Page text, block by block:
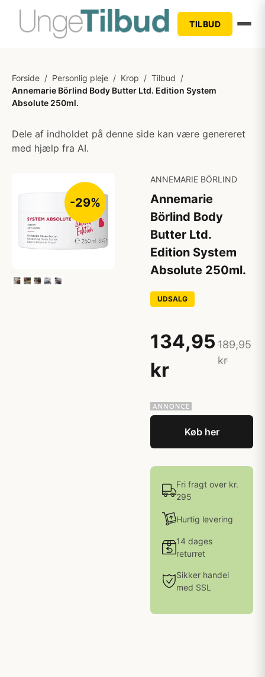
TILBUD
Forside / Personlig pleje / Krop / Tilbud /
Annemarie Börlind Body Butter Ltd. Edition System
Absolute 250ml.
Dele af indholdet på denne side kan være genereret
med hjælp fra AI.
-29%
ANNEMARIE BÖRLIND
Annemarie
Börlind Body
Butter Ltd.
Edition System
Absolute 250ml.
UDSALG
134,95
kr
189,95
kr
Køb her
Fri fragt over kr.
295
Hurtig levering
14 dages
returret
Sikker handel
med SSL